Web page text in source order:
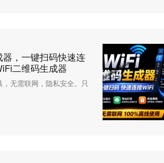
，一键扫码快速连
二维码生成器
无需联网，隐私安全。只